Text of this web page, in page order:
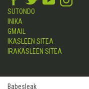
SUTONDO
INIKA
GMAIL
IKASLEEN SITEA
IRAKASLEEN SITEA
Babesleak